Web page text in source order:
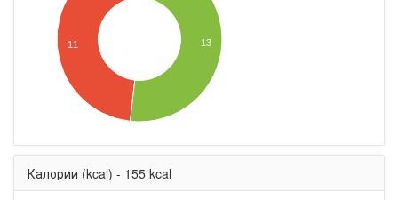
11 13
Калории (kcal) - 155 kcal